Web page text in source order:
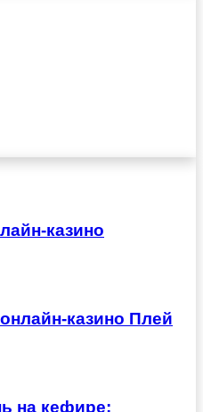
казино
казино Плей
на кефире: